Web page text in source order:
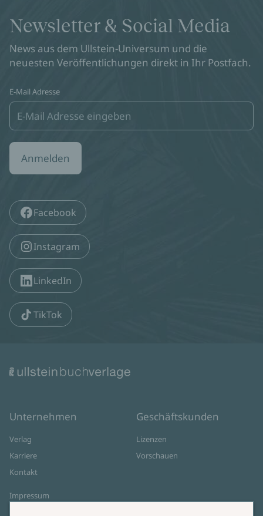
Newsletter & Social Media
News aus dem Ullstein-Universum und die
neuesten Veröffentlichungen direkt in Ihr Postfach.
E-Mail Adresse
Anmelden
Facebook
Instagram
LinkedIn
TikTok
Unternehmen
Verlag
Karriere
Kontakt
Impressum
Geschäftskunden
Lizenzen
Vorschauen